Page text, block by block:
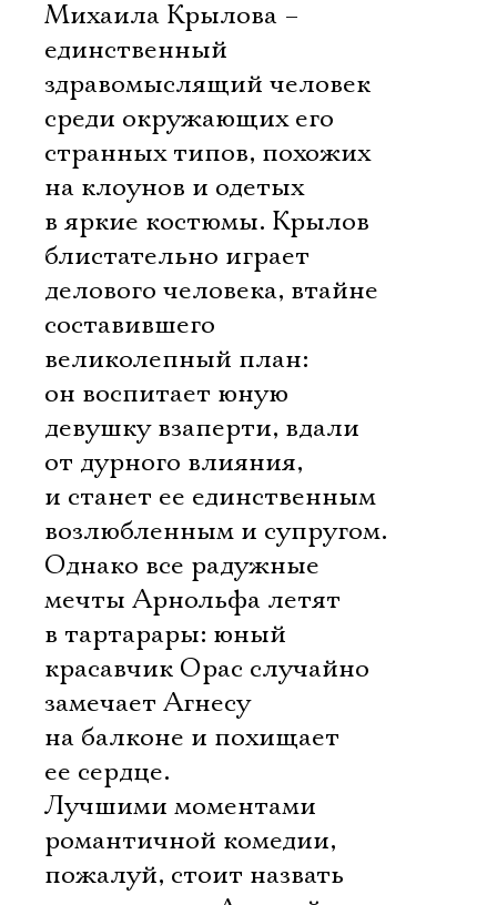
Михаила Крылова –
единственный
здравомыслящий человек
среди окружающих его
странных типов, похожих
на клоунов и одетых
в яркие костюмы. Крылов
блистательно играет
делового человека, втайне
составившего
великолепный план:
он воспитает юную
девушку взаперти, вдали
от дурного влияния,
и станет ее единственным
возлюбленным и супругом.
Однако все радужные
мечты Арнольфа летят
в тартарары: юный
красавчик Орас случайно
замечает Агнесу
на балконе и похищает
ее сердце.
Лучшими моментами
романтичной комедии,
пожалуй, стоит назвать